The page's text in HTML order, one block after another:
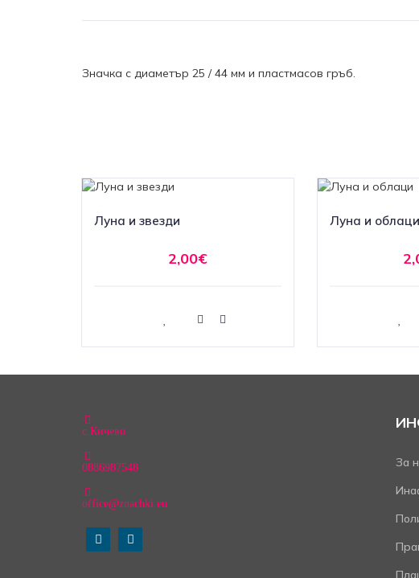
Значка с диаметър 25 / 44 мм и пластмасов гръб.
Луна и звезди
2,00€
Купи
Луна и облаци
с.Кичево
0886987548
office@znachki.eu
За